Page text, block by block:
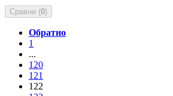
Сравни (0)
Обратно
1
...
120
121
122